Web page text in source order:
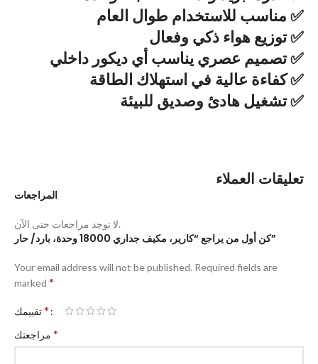
✅ مناسب للاستخدام طوال العام
✅ توزيع هواء ذكي وفعال
✅ تصميم عصري يناسب أي ديكور داخلي
✅ كفاءة عالية في استهلاك الطاقة
✅ تشغيل هادئ وصديق للبيئة
تعليقات العملاء
المراجعات
لا توجد مراجعات حتى الآن.
كن أول من يراجع “كارير، مكيف جداري 18000 وحدة، بارد/ حار”
Your email address will not be published. Required fields are
marked *
*
*